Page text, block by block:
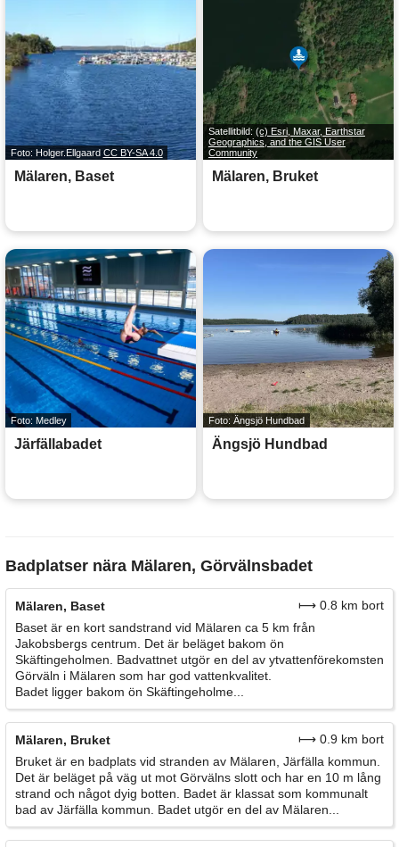
Foto: Holger.Ellgaard CC BY-SA 4.0
Mälaren, Baset
Satellitbild: (c) Esri, Maxar, Earthstar
Geographics, and the GIS User
Community
Mälaren, Bruket
Foto: Medley
Järfällabadet
Foto: Ängsjö Hundbad
Ängsjö Hundbad
Badplatser nära Mälaren, Görvälnsbadet
Mälaren, Baset
⟼ 0.8 km bort
Baset är en kort sandstrand vid Mälaren ca 5 km från
Jakobsbergs centrum. Det är beläget bakom ön
Skäftingeholmen. Badvattnet utgör en del av ytvattenförekomsten
Görväln i Mälaren som har god vattenkvalitet.
Badet ligger bakom ön Skäftingeholme...
Mälaren, Bruket
⟼ 0.9 km bort
Bruket är en badplats vid stranden av Mälaren, Järfälla kommun.
Det är beläget på väg ut mot Görvälns slott och har en 10 m lång
strand och något dyig botten. Badet är klassat som kommunalt
bad av Järfälla kommun. Badet utgör en del av Mälaren...